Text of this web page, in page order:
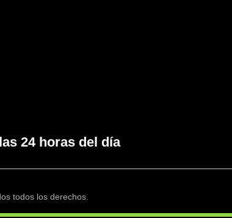
24 horas del día
todos los derechos.